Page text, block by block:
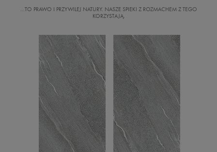
…TO PRAWO I PRZYWILEJ NATURY. NASZE SPIEKI Z ROZMACHEM Z TEGO
KORZYSTAJĄ.